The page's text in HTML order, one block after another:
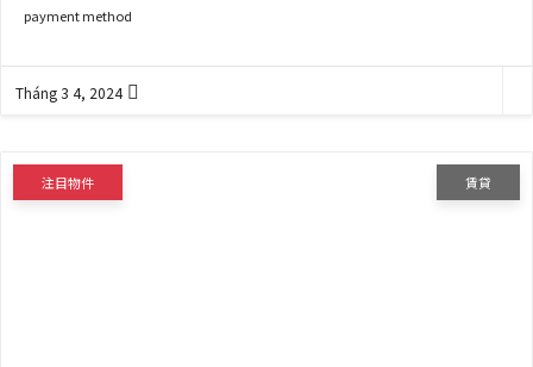
payment method
Tháng 3 4, 2024
賃貸
注目物件